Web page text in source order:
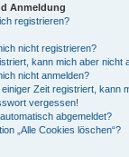
Anmeldung
registrieren?
nicht registrieren?
kann mich aber nicht
nicht anmelden?
Zeit registriert, kann
vergessen!
abgemeldet?
„Alle Cookies löschen“?